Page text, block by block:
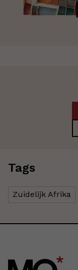
Tags
Zuidelijk Afrika